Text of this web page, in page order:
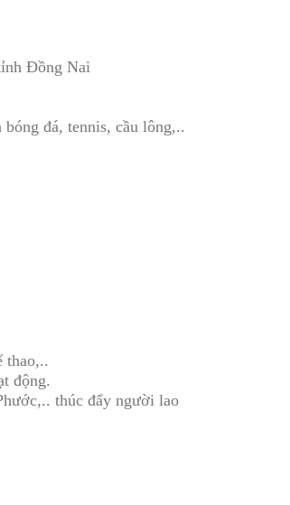
Đồng Nai
đá, tennis, cầu lông,..
thao,..
động.
thúc đẩy người lao